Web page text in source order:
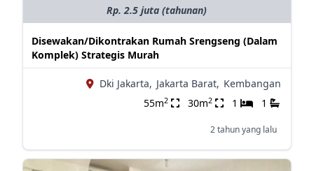
Rp. 2.5 juta (tahunan)
Disewakan/Dikontrakan Rumah Srengseng (Dalam
Komplek) Strategis Murah
Dki Jakarta, Jakarta Barat, Kembangan
55m2 30m2 1 1
2 tahun yang lalu